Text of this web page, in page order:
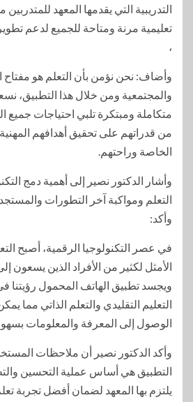
التدريبية التي يقدمها المعهد
تعليمية مرنة ومتاحة للجميع لدعم
،
وأضاف: نحن نؤمن بأن التعلم هو مفتاح
والمجتمعية ومن خلال هذا التطبيق،
متكاملة ومبتكرة تلبي احتياجات جميع
من قدراتهم على تحقيق أهدافهم
الخاصة وراحتهم.
وأشار الدكتور نصير إلى أهمية دمج
التعلم ومواكبة آخر التطورات
وأكد:
في عصر التكنولوجيا الرقمية، أصبح
الأمثل لكثير من الأفراد الذين يسعون
ويجسد تطبيق الهاتف المحمول رؤيتنا
التعليم التقليدي والتعلم الذاتي مما
الوصول إلى المعرفة والمعلومات
وأكد الدكتور نصير أن ملاحظات
التطبيق هي أساس عملية التحسين
يلتزم بها المعهد لضمان أفضل تجربة